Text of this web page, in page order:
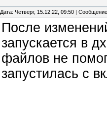
Дата: Четверг, 15.12.22, 09:50 |
После
запускается в
файлов не
запустилась с